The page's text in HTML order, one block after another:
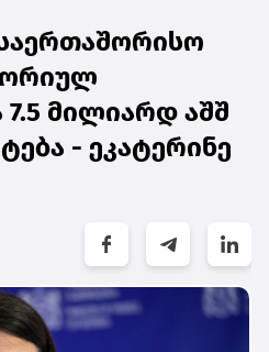
7.5 მილიარდ აშშ
- ეკატერინე